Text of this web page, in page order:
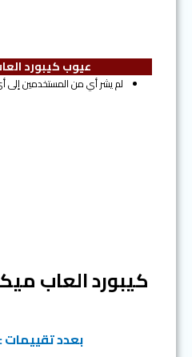
عيوب كيبورد
لم يشر أي من المستخدمين إلى
كيبورد العاب
بعدد تقييمات